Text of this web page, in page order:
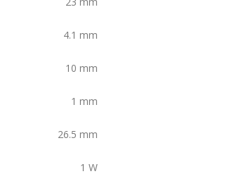
4.1 mm
10 mm
1 mm
26.5 mm
1 W